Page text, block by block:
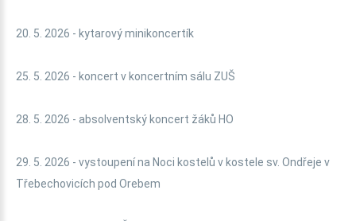
20. 5. 2026 - kytarový minikoncertík
25. 5. 2026 - koncert v koncertním sálu ZUŠ
28. 5. 2026 - absolventský koncert žáků HO
29. 5. 2026 - vystoupení na Noci kostelů v kostele sv. Ondřeje v
Třebechovicích pod Orebem